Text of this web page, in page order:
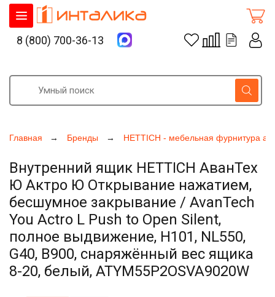
Главная Бренды HETTICH - мебельная фурнитура
Внутренний ящик HETTICH АванТех
Ю Актро Ю Открывание нажатием,
бесшумное закрывание / AvanTech
You Actro L Push to Open Silent,
полное выдвижение, H101, NL550,
G40, B900, снаряжённый вес ящика
8-20, белый, ATYM55P2OSVA9020W
8 (800) 700-36-13